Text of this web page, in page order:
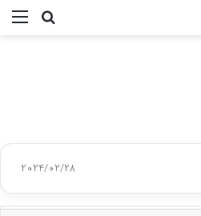
جستجو
2024/02/28